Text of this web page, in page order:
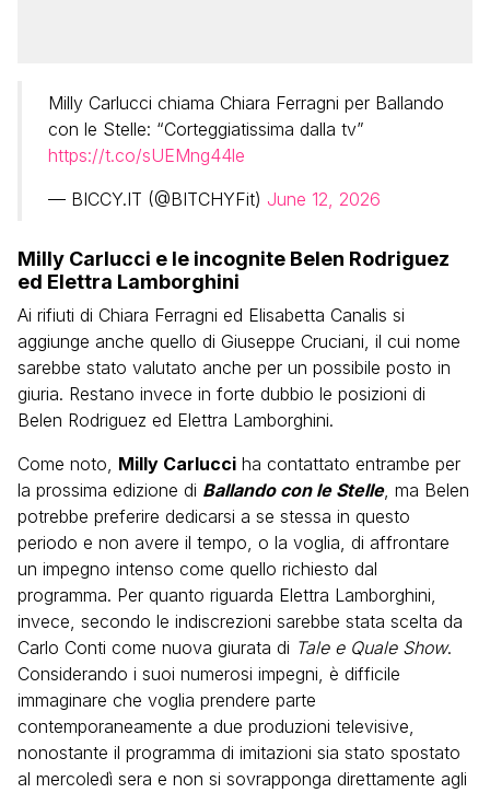
Milly Carlucci chiama Chiara Ferragni per Ballando
con le Stelle: “Corteggiatissima dalla tv”
https://t.co/sUEMng44le
— BICCY.IT (@BITCHYFit) June 12, 2026
Milly Carlucci e le incognite Belen Rodriguez
ed Elettra Lamborghini
Ai rifiuti di Chiara Ferragni ed Elisabetta Canalis si
aggiunge anche quello di Giuseppe Cruciani, il cui nome
sarebbe stato valutato anche per un possibile posto in
giuria. Restano invece in forte dubbio le posizioni di
Belen Rodriguez ed Elettra Lamborghini.
Come noto, Milly Carlucci ha contattato entrambe per
la prossima edizione di Ballando con le Stelle, ma Belen
potrebbe preferire dedicarsi a se stessa in questo
periodo e non avere il tempo, o la voglia, di affrontare
un impegno intenso come quello richiesto dal
programma. Per quanto riguarda Elettra Lamborghini,
invece, secondo le indiscrezioni sarebbe stata scelta da
Carlo Conti come nuova giurata di Tale e Quale Show.
Considerando i suoi numerosi impegni, è difficile
immaginare che voglia prendere parte
contemporaneamente a due produzioni televisive,
nonostante il programma di imitazioni sia stato spostato
al mercoledì sera e non si sovrapponga direttamente agli